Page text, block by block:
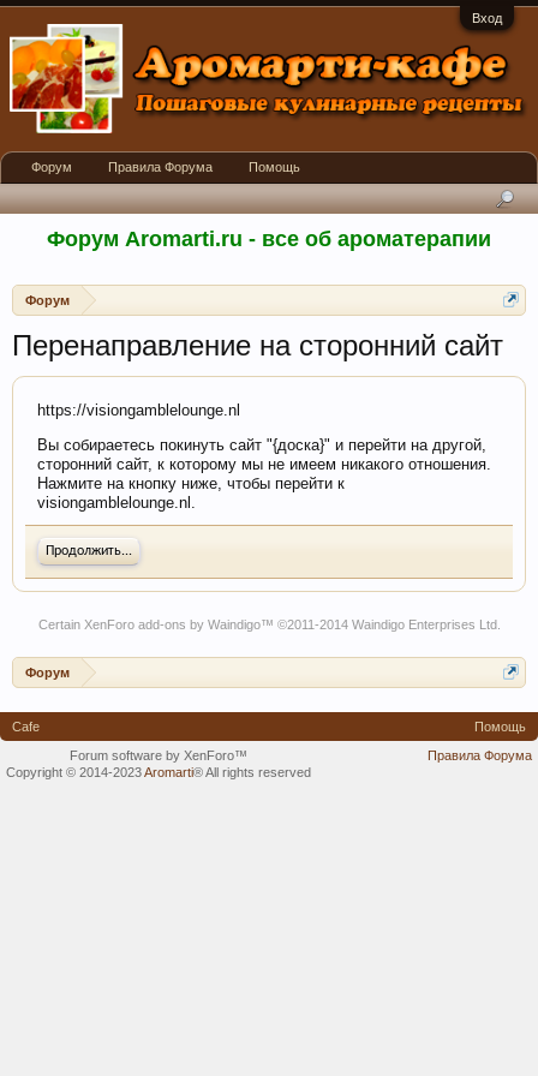
Вход
Форум Aromarti.ru - все об ароматерапии
Форум
Перенаправление на сторонний сайт
https://visiongamblelounge.nl
Вы собираетесь покинуть сайт "{доска}" и перейти на другой,
сторонний сайт, к которому мы не имеем никакого отношения.
Нажмите на кнопку ниже, чтобы перейти к
visiongamblelounge.nl.
Продолжить...
Certain XenForo add-ons by Waindigo™ ©2011-2014 Waindigo Enterprises Ltd.
Форум
Форум Правила Форума Помощь
Cafe
Помощь
Правила Форума
Forum software by XenForo™
Copyright © 2014-2023Aromarti®All rights reserved